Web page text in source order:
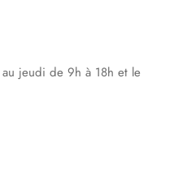
jeudi de 9h à 18h et le